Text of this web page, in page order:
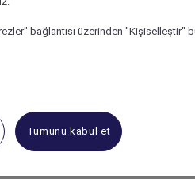
bağlantısı üzerinden "Kişiselleştir"
Tümünü kabul et